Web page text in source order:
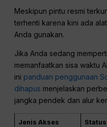
Meskipun pintu resmi
terhenti karena kini ada
Anda gunakan.
Jika Anda sedang
memanfaatkan sisa waktu
ini panduan penggunaan
dihapus menjelaskan
jangka pendek dan alur
Jenis Akses